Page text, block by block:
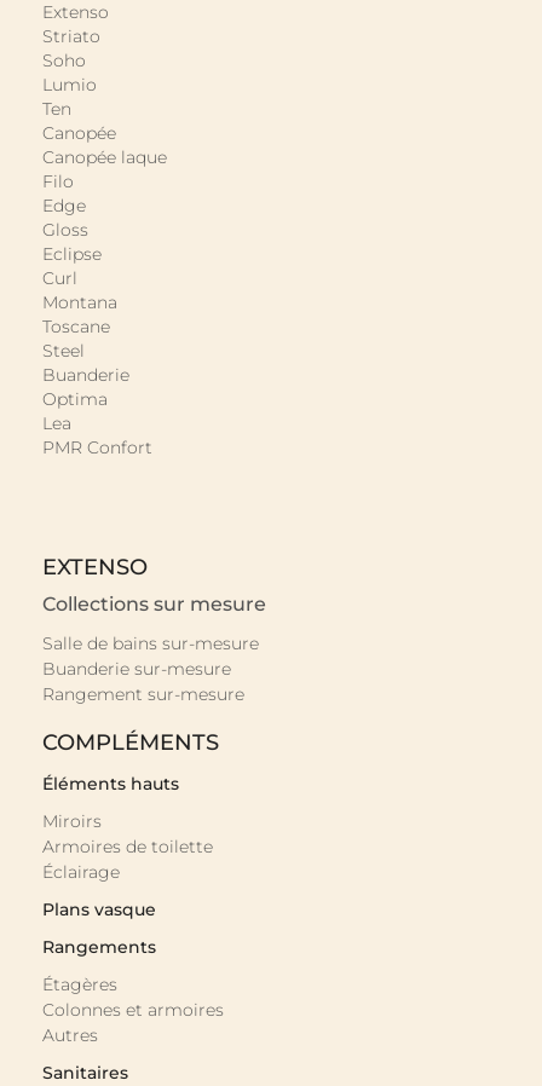
Extenso
Striato
Soho
Lumio
Ten
Canopée
Canopée laque
Filo
Edge
Gloss
Eclipse
Curl
Montana
Toscane
Steel
Buanderie
Optima
Lea
PMR Confort
EXTENSO
Collections sur mesure
Salle de bains sur-mesure
Buanderie sur-mesure
Rangement sur-mesure
COMPLÉMENTS
Éléments hauts
Miroirs
Armoires de toilette
Éclairage
Plans vasque
Rangements
Étagères
Colonnes et armoires
Autres
Sanitaires